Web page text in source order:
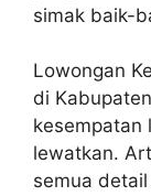
simak baik-
Lowongan
di
kesempatan
lewatkan.
semua